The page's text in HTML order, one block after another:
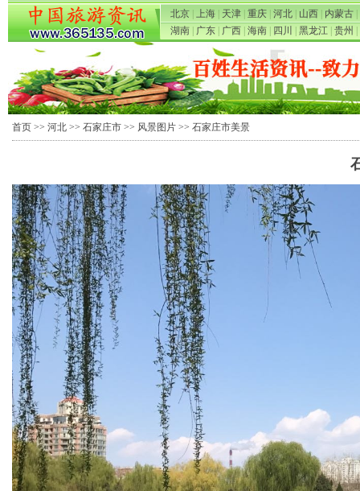
北京 上海 天津 重庆 河北 山西 内蒙古
湖南
广东 广西 海南 四川 黑龙江 贵州
首页 >> 河北 >> 石家庄市 >> 风景图片 >> 石家庄市美景